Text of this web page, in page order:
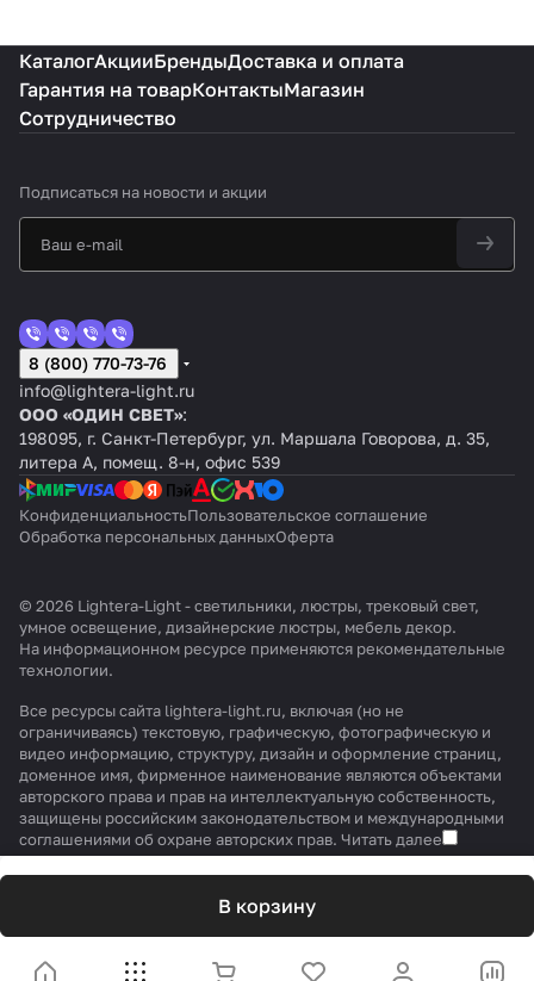
В корзину
КаталогАкцииБрендыДоставка и оплата
Гарантия на товарКонтактыМагазин
Сотрудничество
Подписаться на новости и акции
8 (800) 770-73-76
info@lightera-light.ru
ООО «ОДИН СВЕТ»:
198095, г. Санкт-Петербург, ул. Маршала Говорова, д. 35,
литера А, помещ. 8-н, офис 539
КонфиденциальностьПользовательское соглашение
Обработка персональных данныхОферта
© 2026 Lightera-Light - светильники, люстры, трековый свет,
умное освещение, дизайнерские люстры, мебель декор.
На информационном ресурсе применяются рекомендательные
технологии.
Все ресурсы сайта lightera-light.ru, включая (но не
ограничиваясь) текстовую, графическую, фотографическую и
видео информацию, структуру, дизайн и оформление страниц,
доменное имя, фирменное наименование являются объектами
авторского права и прав на интеллектуальную собственность,
защищены российским законодательством и международными
соглашениями об охране авторских прав. Читать далее